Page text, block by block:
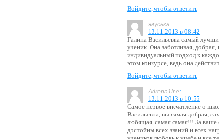
Войдите, чтобы ответить
януська:
13.11.2013 в 08:42
Галина Васильевна самый
ученик. Она заботливая, добрая,
индивидуальный подход к
этом конкурсе, ведь она
Войдите, чтобы ответить
Adrena1ine:
13.11.2013 в 10:55
Самое первое впечатление о
Васильевна, вы самая добрая,
любящая, самая самая!!! За
достойны всех званий и всех